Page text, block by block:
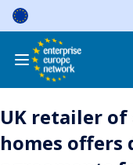
Skip
content
UK retailer
homes